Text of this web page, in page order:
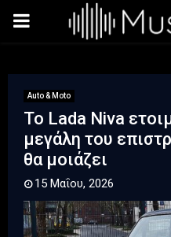
PRIMARY
Auto & Moto
Το Lada Niva
μεγάλη του
θα μοιάζει
15 Μαΐου, 2026